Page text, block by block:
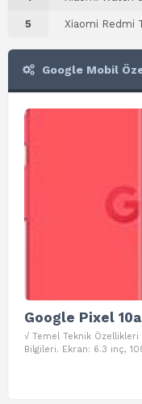
5 Xiaomi Redmi
Google Mobil
Google Pixel
√ Temel Teknik Özellikleri
Bilgileri. Ekran: 6.3 inç,